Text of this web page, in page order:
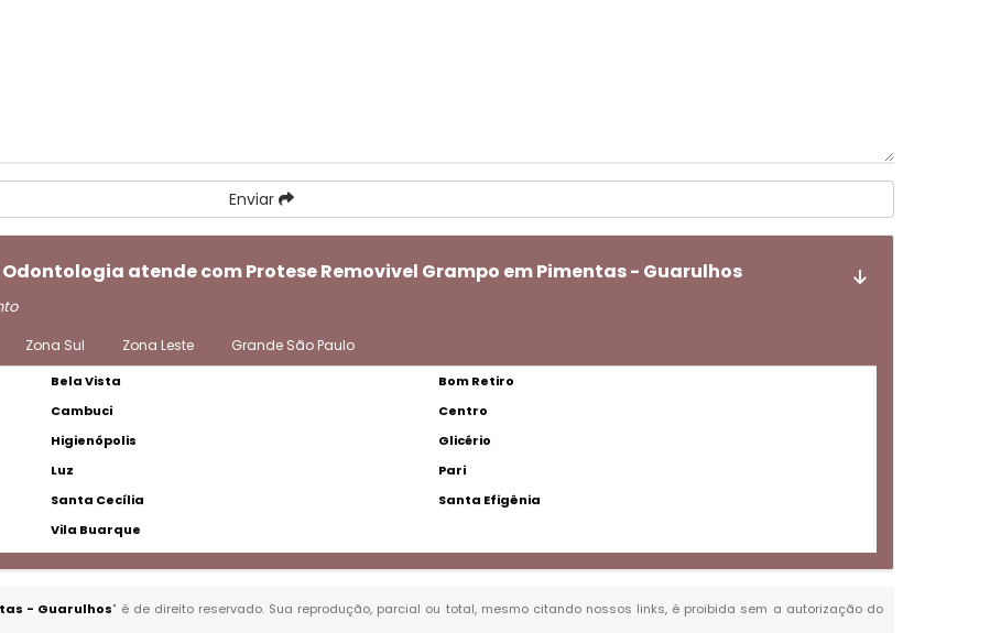
Enviar
atende com Protese Removivel Grampo em Pimentas - Guarulhos
Zona Sul Zona Leste Grande São Paulo
Bela Vista
Bom Retiro
Cambuci
Centro
Higienópolis
Glicério
Luz
Pari
Santa Cecília
Santa Efigênia
Vila Buarque
- Guarulhos" é de direito reservado. Sua reprodução, parcial ou total, mesmo citando nossos links, é proibida sem a autorização do